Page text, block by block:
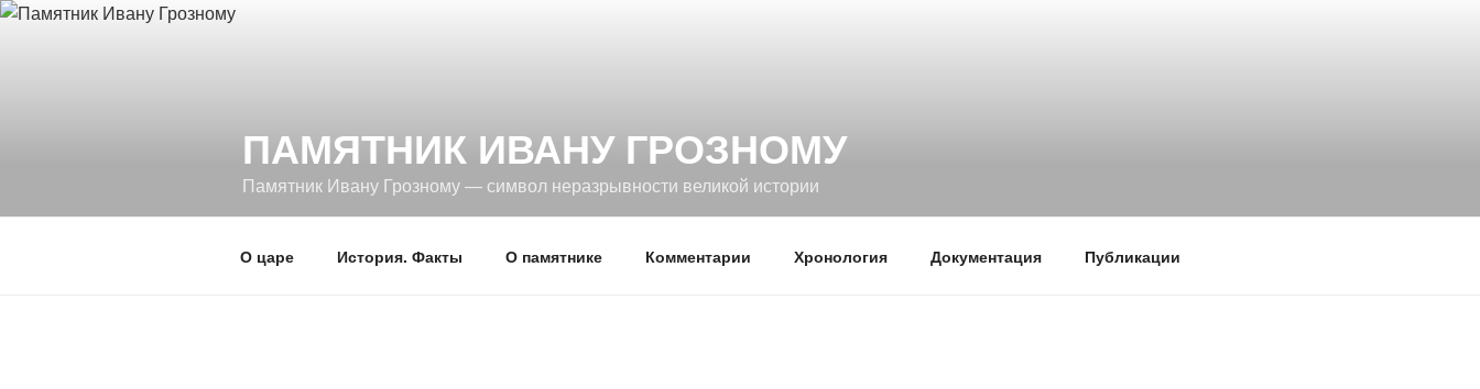
Перейти
ПАМЯТНИК ИВАНУ ГРОЗНОМУ
Памятник Ивану Грозному — символ неразрывности великой истории
О царе История. Факты О памятнике Комментарии Хронология Документация Публикации